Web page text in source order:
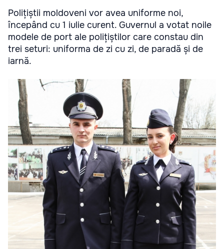
Polițiștii moldoveni vor avea uniforme noi,
începând cu 1 iulie curent. Guvernul a votat noile
modele de port ale polițiștilor care constau din
trei seturi: uniforma de zi cu zi, de paradă și de
iarnă.